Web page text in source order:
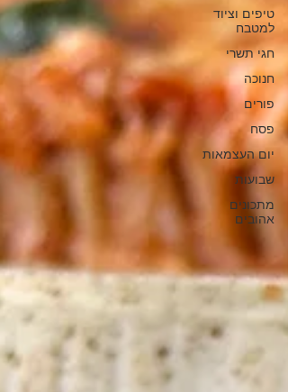
טיפים וציוד
למטבח
חגי תשרי
חנוכה
פורים
פסח
יום העצמאות
שבועות
מתכונים
אהובים